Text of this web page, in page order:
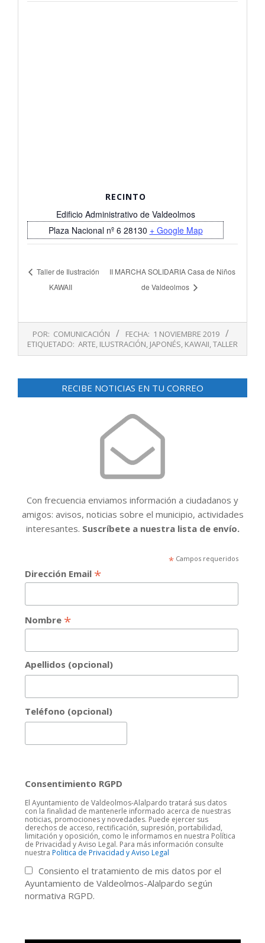
RECINTO
Edificio Administrativo de Valdeolmos
Plaza Nacional nº 6 28130 + Google Map
Taller de Ilustración
KAWAII
II MARCHA SOLIDARIA Casa de Niños
de Valdeolmos
11-
01
POR: COMUNICACIÓN FECHA: 1 NOVIEMBRE 2019
ETIQUETADO: ARTE, ILUSTRACIÓN, JAPONÉS, KAWAII,TALLER
RECIBE NOTICIAS EN TU CORREO
Con frecuencia enviamos información a ciudadanos y
amigos: avisos, noticias sobre el municipio, actividades
interesantes. Suscríbete a nuestra lista de envío.
*Campos requeridos
Dirección Email *
Nombre *
Apellidos (opcional)
Teléfono (opcional)
Consentimiento RGPD
El Ayuntamiento de Valdeolmos-Alalpardo tratará sus datos
con la finalidad de mantenerle informado acerca de nuestras
noticias, promociones y novedades. Puede ejercer sus
derechos de acceso, rectificación, supresión, portabilidad,
limitación y oposición, como le informamos en nuestra Política
de Privacidad y Aviso Legal. Para más información consulte
nuestra Politica de Privacidad y Aviso Legal
Consiento el tratamiento de mis datos por el
Ayuntamiento de Valdeolmos-Alalpardo según
normativa RGPD.